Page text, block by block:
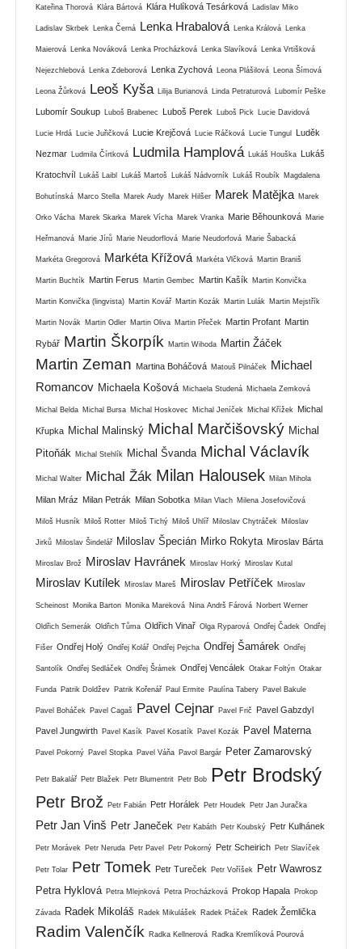
Kateřina Thorová Klára Bártová Klára Hulíková Tesárková Ladislav Miko
Ladislav Skrbek Lenka Černá Lenka Hrabalová Lenka Králová Lenka
Maierová Lenka Nováková Lenka Procházková Lenka Slavíková Lenka Vrtišková
Nejezchlebová Lenka Zdeborová Lenka Zychová Leona Plášilová Leona Šímová
Leona Žůrková Leoš Kyša Lilija Burianová Linda Petraturová Lubomír Peške
Lubomír Soukup Luboš Brabenec Luboš Perek Luboš Pick Lucie Davidová
Lucie Hrdá Lucie Juřičková Lucie Krejčová Lucie Ráčková Lucie Tungul Luděk
Nezmar Ludmila Čírtková Ludmila Hamplová Lukáš Houška Lukáš
Kratochvíl Lukáš Laibl Lukáš Martoš Lukáš Nádvorník Lukáš Roubík Magdalena
Bohutínská Marco Stella Marek Audy Marek Hilšer Marek Matějka Marek
Orko Vácha Marek Skarka Marek Vícha Marek Vranka Marie Běhounková Marie
Heřmanová Marie Jírů Marie Neudorflová Marie Neudorfová Marie Šabacká
Markéta Gregorová Markéta Křížová Markéta Vlčková Martin Braniš
Martin Buchtík Martin Ferus Martin Gembec Martin Kašík Martin Konvička
Martin Konvička (lingvista) Martin Kovář Martin Kozák Martin Lulák Martin Mejstřík
Martin Novák Martin Odler Martin Oliva Martin Přeček Martin Profant Martin
Rybář Martin Škorpík Martin Wihoda Martin Žáček
Martin Zeman Martina Boháčová Matouš Pilnáček
Michael
Romancov Michaela Košová Michaela Studená Michaela Zemková
Michal Belda Michal Bursa Michal Hoskovec Michal Jeníček Michal Křížek Michal
Křupka Michal Malinský Michal Marčišovský Michal
Pitoňák
Michal Stehlík Michal Švanda Michal Václavík
Michal Walter Michal Žák Milan Halousek Milan Mihola
Milan Mráz Milan Petrák Milan Sobotka Milan Vlach Milena Josefovičová
Miloš Husník Miloš Rotter Miloš Tichý Miloš Uhlíř Miloslav Chytráček Miloslav
Jirků Miloslav Šindelář Miloslav Špecián Mirko Rokyta Miroslav Bárta
Miroslav Brož Miroslav Havránek Miroslav Horký Miroslav Kutal
Miroslav Kutílek Miroslav Mareš Miroslav Petříček Miroslav
Scheinost Monika Barton Monika Mareková Nina Andrš Fárová Norbert Werner
Oldřich Semerák Oldřich Tůma Oldřich Vinař Olga Ryparová Ondřej Čadek Ondřej
Fišer Ondřej Holý Ondřej Kolář Ondřej Pejcha Ondřej Šamárek Ondřej
Santolík Ondřej Sedláček Ondřej Šrámek Ondřej Vencálek Otakar Foltýn Otakar
Funda Patrik Doldžev Patrik Kořenář Paul Ermite Paulína Tabery Pavel Bakule
Pavel Boháček Pavel Cagaš Pavel Cejnar Pavel Frič Pavel Gabzdyl
Pavel Jungwirth Pavel Kasík Pavel Kosatík Pavel Kozák Pavel Materna
Pavel Pokorný Pavel Stopka Pavel Váňa Pavol Bargár Peter Zamarovský
Petr Bakalář Petr Blažek Petr Blumentrit Petr Bob Petr Brodský
Petr Brož Petr Fabián Petr Horálek Petr Houdek Petr Jan Juračka
Petr Jan Vinš Petr Janeček Petr Kabáth Petr Koubský Petr Kulhánek
Petr Morávek Petr Neruda Petr Pavel Petr Pokorný Petr Scheirich Petr Slavíček
Petr Tolar Petr Tomek Petr Tureček Petr Voříšek
Petr Wawrosz
Petra Hyklová Petra Mlejnková Petra Procházková Prokop Hapala Prokop
Závada Radek Mikoláš Radek Mikulášek Radek Ptáček Radek Žemlička
Radim Valenčík Radka Kellnerová Radka Kremlíková Pourová